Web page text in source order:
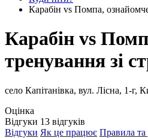
Карабін vs Помпа,
Карабін vs
тренування зі
село Капітанівка, вул. Лісна, 1-г,
Оцінка
Відгуки 13 відгуків
Відгуки Як це працює Правила